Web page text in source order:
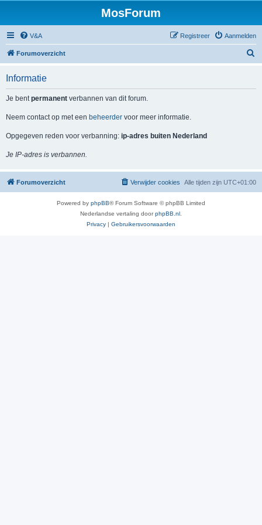
MosForum
V&A Aanmelden
Registreer
Forumoverzicht
Informatie
Je bentpermanent verbannen van dit forum.
Neem contact op met een beheerder voor meer informatie.
Opgegeven reden voor verbanning: ip-adres buiten Nederland
Je IP-adres is verbannen.
Forumoverzicht Alle tijden zijn UTC+01:00
Verwijder cookies
Powered by phpBB® Forum Software © phpBB Limited
Nederlandse vertaling doorphpBB.nl
Privacy | Gebruikersvoorwaarden